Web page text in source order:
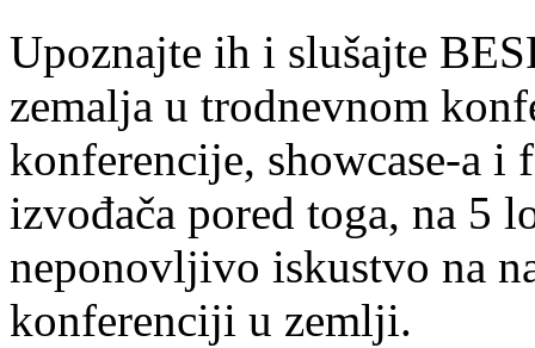
Upoznajte ih i slušajte
zemalja u trodnevnom
konferencije, showcase-a i
izvođača pored toga, na 5
neponovljivo iskustvo na
konferenciji u zemlji.